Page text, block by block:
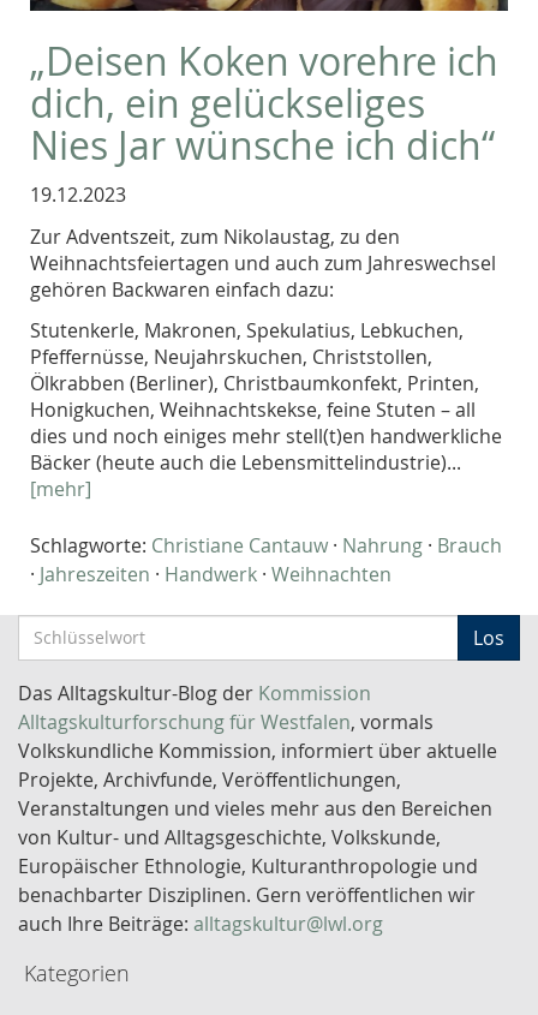
„Deisen Koken vorehre ich
dich, ein gelückseliges
Nies Jar wünsche ich dich“
19.12.2023
Zur Adventszeit, zum Nikolaustag, zu den
Weihnachtsfeiertagen und auch zum Jahreswechsel
gehören Backwaren einfach dazu:
Stutenkerle, Makronen, Spekulatius, Lebkuchen,
Pfeffernüsse, Neujahrskuchen, Christstollen,
Ölkrabben (Berliner), Christbaumkonfekt, Printen,
Honigkuchen, Weihnachtskekse, feine Stuten – all
dies und noch einiges mehr stell(t)en handwerkliche
Bäcker (heute auch die Lebensmittelindustrie)...
[mehr]
Schlagworte: Christiane Cantauw · Nahrung · Brauch
· Jahreszeiten · Handwerk · Weihnachten
c
h
l
ü
s
s
e
l
w
o
Los
Das Alltagskultur-Blog der Kommission
Alltagskulturforschung für Westfalen, vormals
Volkskundliche Kommission, informiert über aktuelle
Projekte, Archivfunde, Veröffentlichungen,
Veranstaltungen und vieles mehr aus den Bereichen
von Kultur- und Alltagsgeschichte, Volkskunde,
Europäischer Ethnologie, Kulturanthropologie und
benachbarter Disziplinen. Gern veröffentlichen wir
auch Ihre Beiträge: alltagskultur@lwl.org
Kategorien